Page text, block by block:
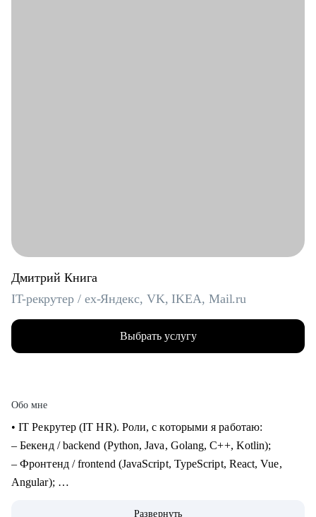
Дмитрий Книга
IT-рекрутер / ex-Яндекс, VK, IKEA, Mail.ru
Выбрать услугу
Обо мне
• IT Рекрутер (IT HR). Роли, с которыми я работаю:
– Бекенд / backend (Python, Java, Golang, C++, Kotlin);
– Фронтенд / frontend (JavaScript, TypeScript, React, Vue,
Angular);
Развернуть